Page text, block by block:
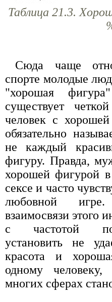
Таблица 21.3.
Сюда чаще
спорте молодые
"хорошая
существует
человек с
обязательно
не каждый
фигуру. Правда,
хорошей фигурой
сексе и часто
любовной
взаимосвязи этого
с частотой
установить не
красота и
одному
многих сферах